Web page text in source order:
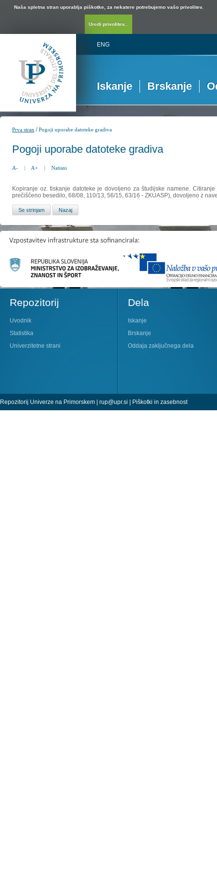
Naša spletna stran uporablja piškotke, za nekatere potrebujemo vašo privolitev.
Uredi privolitev...
ENG
Iskanje Brskanje
Prva stran /Pogoji uporabe datoteke gradiva
Pogoji uporabe datoteke gradiva
A- | A+ | Natisni
Kopiranje oz. tiskanje datoteke je dovoljeno za študijske namene.
prečiščeno besedilo, 68/08, 110/13, 56/15, 63/16 - ZKUASP), dovoljeno z
Repozitorij
Uvodnik
Statistika
Univerzitetne strani
Dela
Iskanje
Brskanje
Oddaja zaključnega dela
Repozitorij Univerze na Primorskem | rup@upr.si | Piškotki in zasebnost